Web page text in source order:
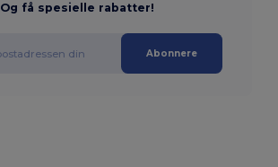
Og få spesielle rabatter!
Abonnere